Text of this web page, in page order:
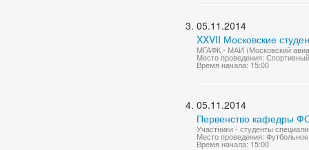
05.11.2014
XXVII Московские
МГАФК - МАИ (Московский
Место проведения:
Время начала: 15:00
05.11.2014
Первенство кафедры
Участники - студенты
Место проведения:
Время начала: 15:00